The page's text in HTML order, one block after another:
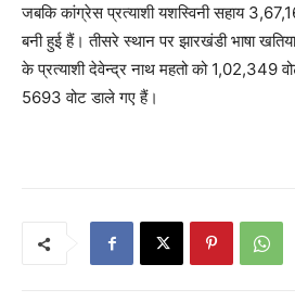
जबकि कांग्रेस प्रत्याशी यशस्विनी सहाय
बनी हुई हैं। तीसरे स्थान पर झारखंडी भाषा
के प्रत्याशी देवेन्द्र नाथ महतो को 1,02,349
5693 वोट डाले गए हैं।